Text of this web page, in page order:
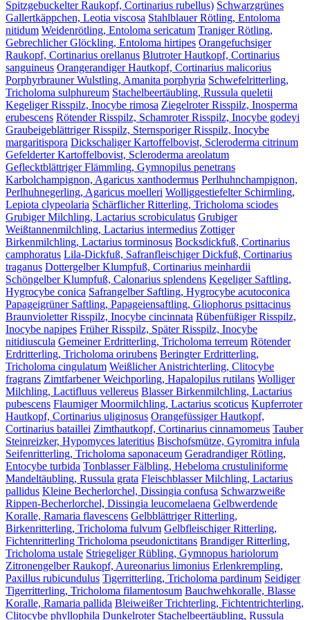
Spitzgebuckelter Raukopf, Cortinarius rubellus) Schwarzgrünes
Gallertkäppchen, Leotia viscosa Stahlblauer Rötling, Entoloma
nitidum Weidenrötling, Entoloma sericatum Traniger Rötling,
Gebrechlicher Glöckling, Entoloma hirtipes Orangefuchsiger
Raukopf, Cortinarius orellanus Blutroter Hautkopf, Cortinarius
sanguineus Orangerandiger Hautkopf, Cortinarius malicorius
Porphyrbrauner Wulstling, Amanita porphyria Schwefelritterling,
Tricholoma sulphureum Stachelbeertäubling, Russula queletii
Kegeliger Risspilz, Inocybe rimosa Ziegelroter Risspilz, Inosperma
erubescens Rötender Risspilz, Schamroter Risspilz, Inocybe godeyi
Graubeigeblättriger Risspilz, Sternsporiger Risspilz, Inocybe
margaritispora Dickschaliger Kartoffelbovist, Scleroderma citrinum
Gefelderter Kartoffelbovist, Scleroderma areolatum
Geflecktblättriger Flämmling, Gymnopilus penetrans
Karbolchampignon, Agaricus xanthodermus Perlhuhnchampignon,
Perlhuhnegerling, Agaricus moelleri Wolliggestiefelter Schirmling,
Lepiota clypeolaria Schärflicher Ritterling, Tricholoma sciodes
Grubiger Milchling, Lactarius scrobiculatus Grubiger
Weißtannenmilchling, Lactarius intermedius Zottiger
Birkenmilchling, Lactarius torminosus Bocksdickfuß, Cortinarius
camphoratus Lila-Dickfuß, Safranfleischiger Dickfuß, Cortinarius
traganus Dottergelber Klumpfuß, Cortinarius meinhardii
Schöngelber Klumpfuß, Calonarius splendens Kegeliger Saftling,
Hygrocybe conica Safrangelber Saftling, Hygrocybe acutoconica
Papageigrüner Saftling, Papageiensaftling, Gliophorus psittacinus
Braunvioletter Risspilz, Inocybe cincinnata Rübenfüßiger Risspilz,
Inocybe napipes Früher Risspilz, Später Risspilz, Inocybe
nitidiuscula Gemeiner Erdritterling, Tricholoma terreum Rötender
Erdritterling, Tricholoma orirubens Beringter Erdritterling,
Tricholoma cingulatum Weißlicher Anistrichterling, Clitocybe
fragrans Zimtfarbener Weichporling, Hapalopilus rutilans Wolliger
Milchling, Lactifluus vellereus Blasser Birkenmilchling, Lactarius
pubescens Flaumiger Moormilchling, Lactarius scoticus Kupferroter
Hautkopf, Cortinarius uliginosus Orangefüssiger Hautkopf,
Cortinarius bataillei Zimthautkopf, Cortinarius cinnamomeus Tauber
Steinreizker, Hypomyces lateritius Bischofsmütze, Gyromitra infula
Seifenritterling, Tricholoma saponaceum Geradrandiger Rötling,
Entocybe turbida Tonblasser Fälbling, Hebeloma crustuliniforme
Mandeltäubling, Russula grata Fleischblasser Milchling, Lactarius
pallidus Kleine Becherlorchel, Dissingia confusa Schwarzweiße
Rippen-Becherlorchel, Dissingia leucomelaena Gelbwerdende
Koralle, Ramaria flavescens Gelbblättriger Ritterling,
Birkenritterling, Tricholoma fulvum Gelbfleischiger Ritterling,
Fichtenritterling Tricholoma pseudonictitans Brandiger Ritterling,
Tricholoma ustale Striegeliger Rübling, Gymnopus hariolorum
Zitronengelber Raukopf, Aureonarius limonius Erlenkrempling,
Paxillus rubicundulus Tigerritterling, Tricholoma pardinum Seidiger
Tigerritterling, Tricholoma filamentosum Bauchwehkoralle, Blasse
Koralle, Ramaria pallida Bleiweißer Trichterling, Fichtentrichterling,
Clitocybe phyllophila Dunkelroter Stachelbeertäubling, Russula